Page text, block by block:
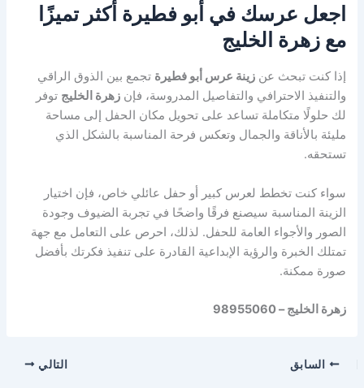
اجعل عرسك في أبو فطيرة أكثر تميزًا
مع زهرة الخليج
إذا كنت تبحث عنزينة عرس أبو فطيرة تجمع بين الذوق الراقي
والتنفيذ الاحترافي والتفاصيل المدروسة، فإنزهرة الخليج توفر
لك حلولًا متكاملة تساعد على تحويل مكان الحفل إلى مساحة
مليئة بالأناقة والجمال وتعكس فرحة المناسبة بالشكل الذي
تستحقه.
سواء كنت تخطط لعرس كبير أو حفل عائلي خاص، فإن اختيار
الزينة المناسبة سيصنع فرقًا واضحًا في تجربة الضيوف وجودة
الصور والأجواء العامة للحفل. لذلك، احرص على التعامل مع جهة
تمتلك الخبرة والرؤية الإبداعية القادرة على تنفيذ فكرتك بأفضل
صورة ممكنة.
زهرة الخليج – 98955060
السابق التالي